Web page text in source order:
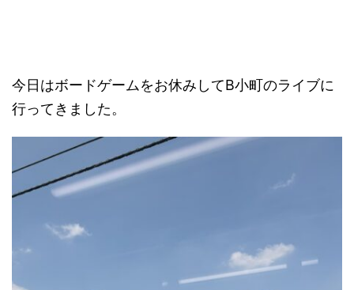
今日はボードゲームをお休みしてB小町のライブに
行ってきました。